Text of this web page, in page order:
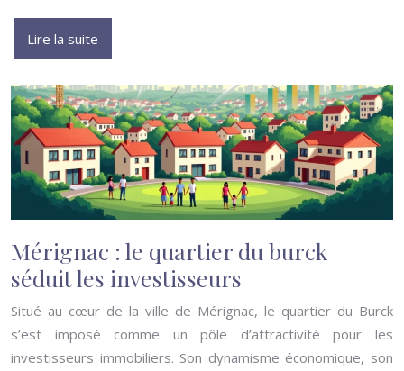
Lire la suite
Mérignac : le quartier du burck
séduit les investisseurs
Situé au cœur de la ville de Mérignac, le quartier du Burck
s’est imposé comme un pôle d’attractivité pour les
investisseurs immobiliers. Son dynamisme économique, son